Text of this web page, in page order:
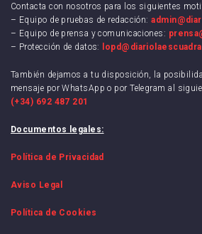
Contacta con nosotros para los siguientes
– Equipo de pruebas de redacción:
– Equipo de prensa y comunicaciones:
– Protección de datos:
También dejamos a tu disposición, la
mensaje por WhatsApp o por Telegram al
(+34) 692 487 201
Documentos legales:
Política de Privacidad
Aviso Legal
Política de Cookies